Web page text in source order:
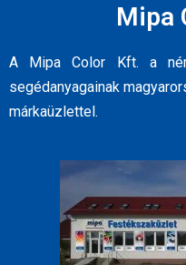
Mipa
A Mipa Color Kft. a
segédanyagainak
márkaüzlettel.